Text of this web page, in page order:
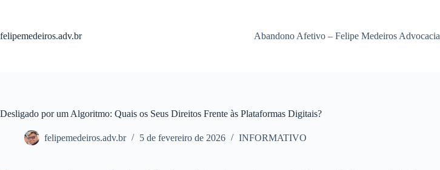
conteúdo
felipemedeiros.adv.br Abandono Afetivo – Felipe Medeiros Advocacia
Desligado por um Algoritmo: Quais os Seus Direitos Frente às Plataformas Digitais?
felipemedeiros.adv.br 5 de fevereiro de 2026 INFORMATIVO